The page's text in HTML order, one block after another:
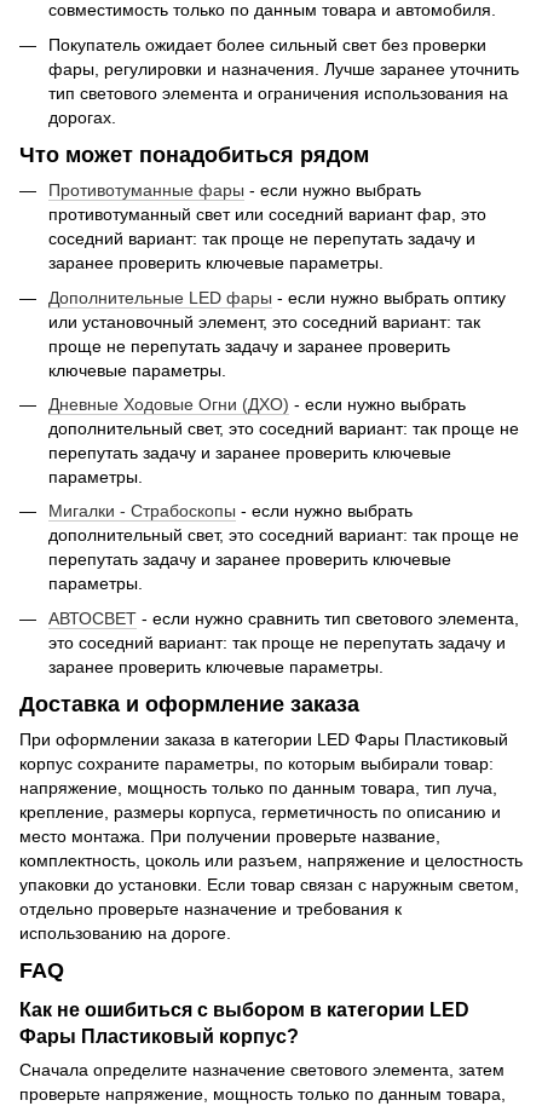
совместимость только по данным товара и автомобиля.
Покупатель ожидает более сильный свет без проверки
фары, регулировки и назначения. Лучше заранее уточнить
тип светового элемента и ограничения использования на
дорогах.
Что может понадобиться рядом
Противотуманные фары - если нужно выбрать
противотуманный свет или соседний вариант фар, это
соседний вариант: так проще не перепутать задачу и
заранее проверить ключевые параметры.
Дополнительные LЕD фары - если нужно выбрать оптику
или установочный элемент, это соседний вариант: так
проще не перепутать задачу и заранее проверить
ключевые параметры.
Дневные Ходовые Огни (ДХО) - если нужно выбрать
дополнительный свет, это соседний вариант: так проще не
перепутать задачу и заранее проверить ключевые
параметры.
Мигалки - Страбоскопы - если нужно выбрать
дополнительный свет, это соседний вариант: так проще не
перепутать задачу и заранее проверить ключевые
параметры.
АВТОСВЕТ - если нужно сравнить тип светового элемента,
это соседний вариант: так проще не перепутать задачу и
заранее проверить ключевые параметры.
Доставка и оформление заказа
При оформлении заказа в категории LED Фары Пластиковый
корпус сохраните параметры, по которым выбирали товар:
напряжение, мощность только по данным товара, тип луча,
крепление, размеры корпуса, герметичность по описанию и
место монтажа. При получении проверьте название,
комплектность, цоколь или разъем, напряжение и целостность
упаковки до установки. Если товар связан с наружным светом,
отдельно проверьте назначение и требования к
использованию на дороге.
FAQ
Как не ошибиться с выбором в категории LED
Фары Пластиковый корпус?
Сначала определите назначение светового элемента, затем
проверьте напряжение, мощность только по данным товара,